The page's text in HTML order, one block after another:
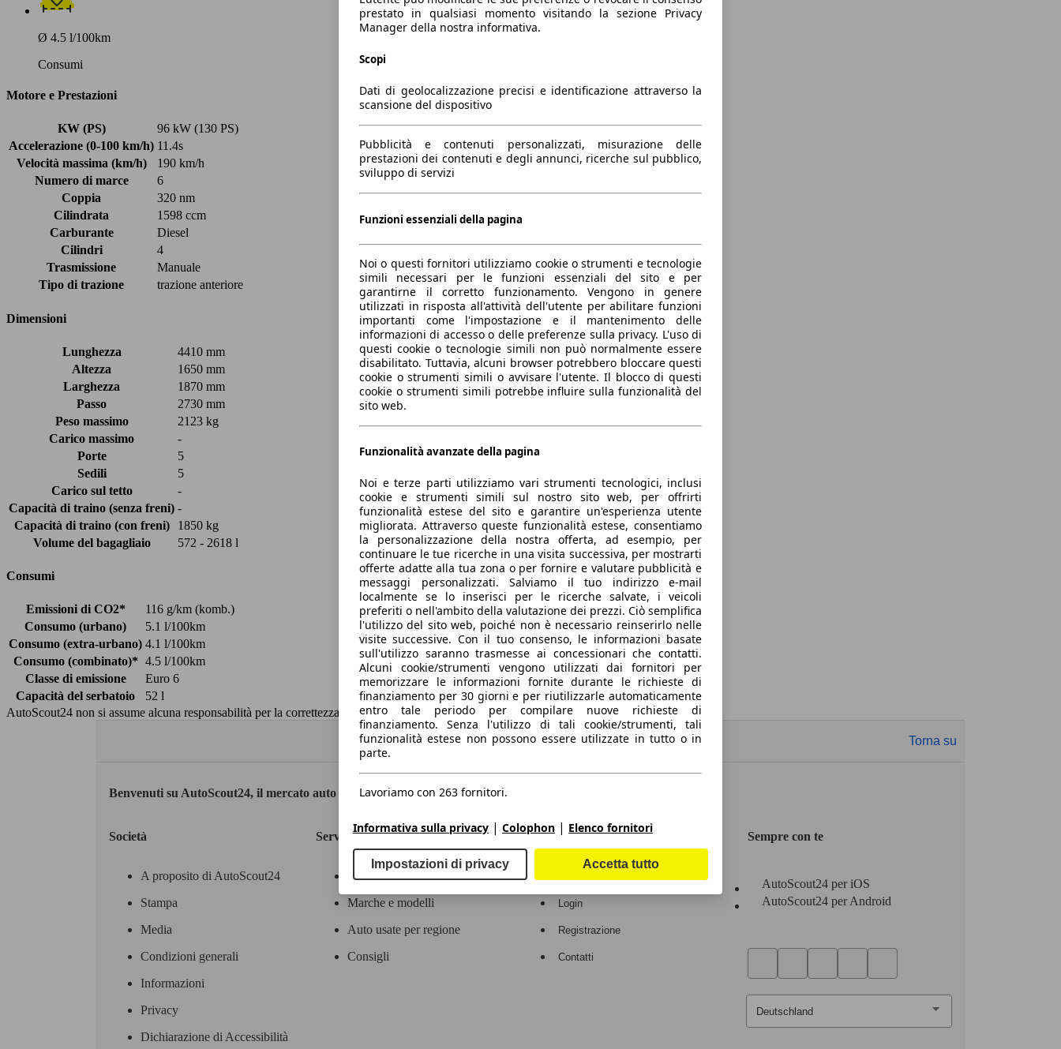
Ø 4.5 l/100km
Consumi
Motore e Prestazioni
KW (PS)
96 kW (130 PS)
Accelerazione (0-100 km/h) 11.4s
Velocità massima (km/h)
190 km/h
Numero di marce
6
Coppia
320 nm
Cilindrata
1598 ccm
Carburante
Diesel
Cilindri
4
Trasmissione
Manuale
Tipo di trazione
trazione anteriore
Dimensioni
Lunghezza
4410 mm
Altezza
1650 mm
Larghezza
1870 mm
Passo
2730 mm
Peso massimo
2123 kg
Carico massimo
-
Porte
5
Sedili
5
Carico sul tetto
-
Capacità di traino (senza freni) -
Capacità di traino (con freni)
1850 kg
Volume del bagagliaio
572 - 2618 l
Consumi
Emissioni di CO2*
116 g/km (komb.)
Consumo (urbano)
5.1 l/100km
Consumo (extra-urbano) 4.1 l/100km
Consumo (combinato)* 4.5 l/100km
Classe di emissione
Euro 6
Capacità del serbatoio
52 l
AutoScout24 non si assume alcuna responsabilità per la correttezza dei dati.
Torna su
Benvenuti su AutoScout24, il mercato auto europeo.
Società
A proposito di AutoScout24
Stampa
Media
Condizioni generali
Informazioni
Privacy
Dichiarazione di Accessibilità
Servizi
Contatti
Marche e modelli
Auto usate per regione
Consigli
Area rivenditori
Login
Registrazione
Contatti
Sempre con te
AutoScout24 per iOS
AutoScout24 per Android
prestato in qualsiasi momento visitando la sezione Privacy
Manager della nostra informativa.
Scopi
Dati di geolocalizzazione precisi e identificazione attraverso la
scansione del dispositivo
Pubblicità e contenuti personalizzati, misurazione delle
prestazioni dei contenuti e degli annunci, ricerche sul pubblico,
sviluppo di servizi
Funzioni essenziali della pagina
Noi o questi fornitori utilizziamo cookie o strumenti e tecnologie
simili necessari per le funzioni essenziali del sito e per
garantirne il corretto funzionamento. Vengono in genere
utilizzati in risposta all'attività dell'utente per abilitare funzioni
importanti come l'impostazione e il mantenimento delle
informazioni di accesso o delle preferenze sulla privacy. L'uso di
questi cookie o tecnologie simili non può normalmente essere
disabilitato. Tuttavia, alcuni browser potrebbero bloccare questi
cookie o strumenti simili o avvisare l'utente. Il blocco di questi
cookie o strumenti simili potrebbe influire sulla funzionalità del
sito web.
Funzionalità avanzate della pagina
Noi e terze parti utilizziamo vari strumenti tecnologici, inclusi
cookie e strumenti simili sul nostro sito web, per offrirti
funzionalità estese del sito e garantire un'esperienza utente
migliorata. Attraverso queste funzionalità estese, consentiamo
la personalizzazione della nostra offerta, ad esempio, per
continuare le tue ricerche in una visita successiva, per mostrarti
offerte adatte alla tua zona o per fornire e valutare pubblicità e
messaggi personalizzati. Salviamo il tuo indirizzo e-mail
localmente se lo inserisci per le ricerche salvate, i veicoli
preferiti o nell'ambito della valutazione dei prezzi. Ciò semplifica
l'utilizzo del sito web, poiché non è necessario reinserirlo nelle
visite successive. Con il tuo consenso, le informazioni basate
sull'utilizzo saranno trasmesse ai concessionari che contatti.
Alcuni cookie/strumenti vengono utilizzati dai fornitori per
memorizzare le informazioni fornite durante le richieste di
finanziamento per 30 giorni e per riutilizzarle automaticamente
entro tale periodo per compilare nuove richieste di
finanziamento. Senza l'utilizzo di tali cookie/strumenti, tali
funzionalità estese non possono essere utilizzate in tutto o in
parte.
Lavoriamo con 263 fornitori.
Informativa sulla privacy | Colophon | Elenco fornitori
Impostazioni di privacy Accetta tutto